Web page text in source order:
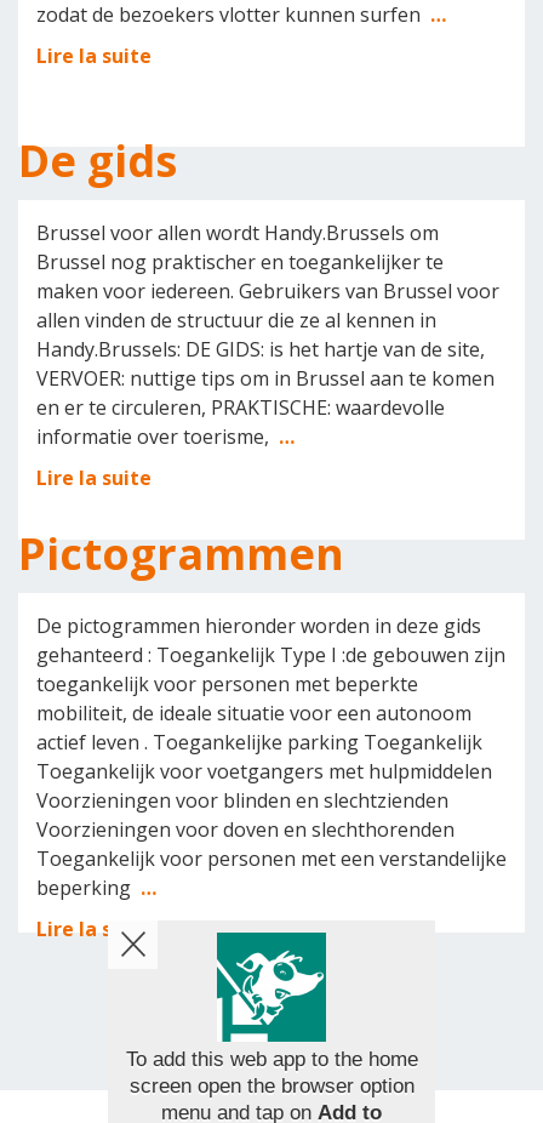
zodat de bezoekers vlotter kunnen surfen …
Lire la suite
De gids
Brussel voor allen wordt Handy.Brussels om
Brussel nog praktischer en toegankelijker te
maken voor iedereen. Gebruikers van Brussel voor
allen vinden de structuur die ze al kennen in
Handy.Brussels: DE GIDS: is het hartje van de site,
VERVOER: nuttige tips om in Brussel aan te komen
en er te circuleren, PRAKTISCHE: waardevolle
informatie over toerisme, …
Lire la suite
Pictogrammen
De pictogrammen hieronder worden in deze gids
gehanteerd : Toegankelijk Type I :de gebouwen zijn
toegankelijk voor personen met beperkte
mobiliteit, de ideale situatie voor een autonoom
actief leven . Toegankelijke parking Toegankelijk
Toegankelijk voor voetgangers met hulpmiddelen
Voorzieningen voor blinden en slechtzienden
Voorzieningen voor doven en slechthorenden
Toegankelijk voor personen met een verstandelijke
beperking …
Lire la suite
To add this web app to the home
screen open the browser option
menu and tap on Add to